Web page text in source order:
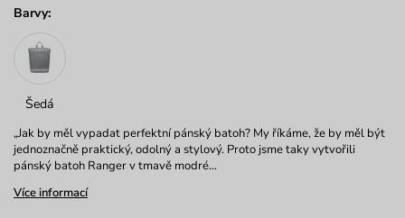
Barvy:
Šedá
„Jak by měl vypadat perfektní pánský batoh? My říkáme, že by měl být
jednoznačně praktický, odolný a stylový. Proto jsme taky vytvořili
pánský batoh Ranger v tmavě modré…
Více informací